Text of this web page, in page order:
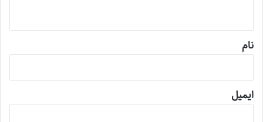
نام
ایمیل